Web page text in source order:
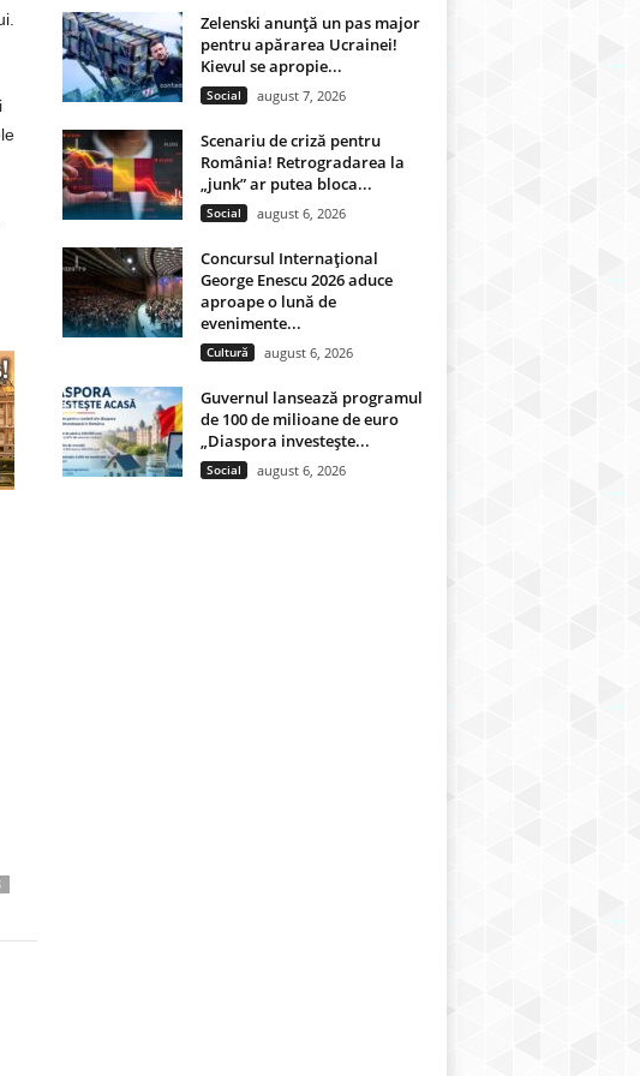
Zelenski anunță un pas major
pentru apărarea Ucrainei!
Kievul se apropie...
Social august 7, 2026
Scenariu de criză pentru
România! Retrogradarea la
„junk” ar putea bloca...
Social august 6, 2026
Concursul Internațional
George Enescu 2026 aduce
aproape o lună de
evenimente...
Cultură august 6, 2026
Guvernul lansează programul
de 100 de milioane de euro
„Diaspora investește...
Social august 6, 2026